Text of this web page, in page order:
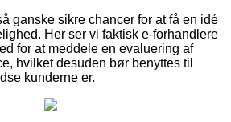
ganske sikre chancer for at få en idé
Her ser vi faktisk e-forhandlere
for at meddele en evaluering af
hvilket desuden bør benyttes til
kunderne er.